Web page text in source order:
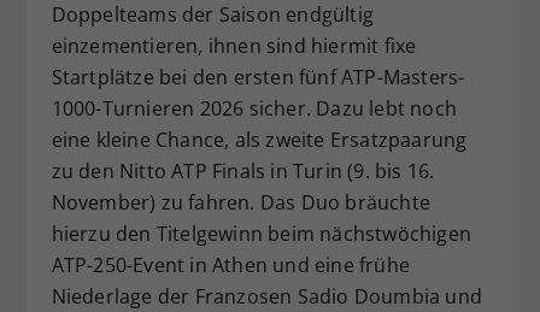
Doppelteams der Saison endgültig
einzementieren, ihnen sind hiermit fixe
Startplätze bei den ersten fünf ATP-Masters-
1000-Turnieren 2026 sicher. Dazu lebt noch
eine kleine Chance, als zweite Ersatzpaarung
zu den Nitto ATP Finals in Turin (9. bis 16.
November) zu fahren. Das Duo bräuchte
hierzu den Titelgewinn beim nächstwöchigen
ATP-250-Event in Athen und eine frühe
Niederlage der Franzosen Sadio Doumbia und